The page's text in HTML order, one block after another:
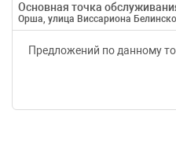
Основная точка
Орша, улица Виссариона
Предложений по данному